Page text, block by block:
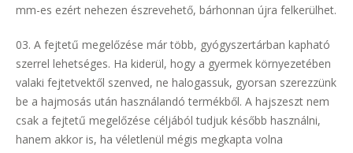
mm-es ezért nehezen észrevehető, bárhonnan újra felkerülhet.
A fejtetű megelőzése már több, gyógyszertárban kapható
szerrel lehetséges. Ha kiderül, hogy a gyermek környezetében
valaki fejtetvektől szenved, ne halogassuk, gyorsan szerezzünk
be a hajmosás után használandó termékből. A hajszeszt nem
csak a fejtetű megelőzése céljából tudjuk később használni,
hanem akkor is, ha véletlenül mégis megkapta volna